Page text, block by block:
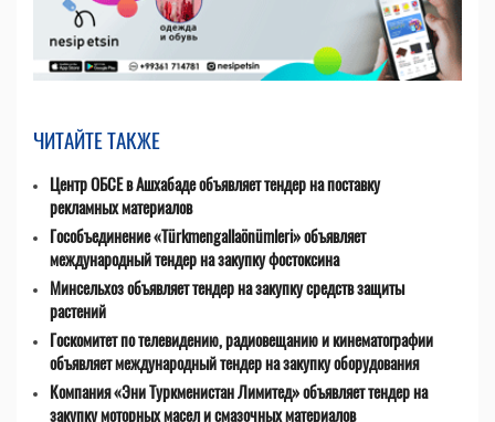
ЧИТАЙТЕ ТАКЖЕ
Центр ОБСЕ в Ашхабаде объявляет тендер на поставку
рекламных материалов
Гособъединение «Türkmengallaönümleri» объявляет
международный тендер на закупку фостоксина
Минсельхоз объявляет тендер на закупку средств защиты
растений
Госкомитет по телевидению, радиовещанию и кинематографии
объявляет международный тендер на закупку оборудования
Компания «Эни Туркменистан Лимитед» объявляет тендер на
закупку моторных масел и смазочных материалов